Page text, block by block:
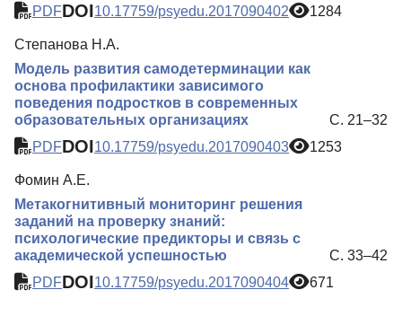
PDFDOI10.17759/psyedu.2017090402 1284
Степанова Н.А.
Модель развития самодетерминации как
основа профилактики зависимого
поведения подростков в современных
образовательных организациях
С. 21–32
PDFDOI10.17759/psyedu.2017090403 1253
Фомин А.Е.
Метакогнитивный мониторинг решения
заданий на проверку знаний:
психологические предикторы и связь с
академической успешностью
С. 33–42
PDFDOI10.17759/psyedu.2017090404 671